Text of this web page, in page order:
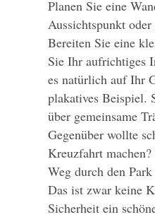
Planen Sie eine
Aussichtspunkt
Bereiten Sie eine
Sie Ihr aufrichtiges
es natürlich auf Ihr
plakatives Beispiel.
über gemeinsame
Gegenüber wollte
Kreuzfahrt
Weg durch den
Das ist zwar keine
Sicherheit ein